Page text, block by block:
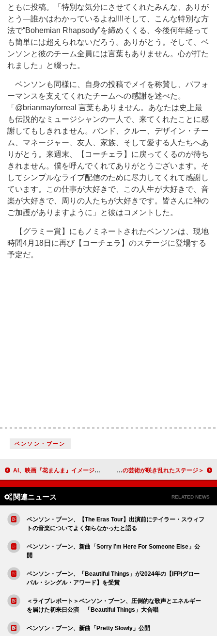
ともに投稿。「特別な気分にさせてくれたみんな、ありが
とう―誰かはわかっているよね!!!!そして、こんな特別な方
法で“Bohemian Rhapsody”を締めくくる、今後何年経って
も簡単には超えられないだろう。ありがとう。そして、ベ
ンソンと彼のチーム全員には言葉もありません。心が打た
れました」と綴った。
ベンソンも同様に、自身の投稿でメイを称賛し、パフォ
ーマンスを支えてくれたチームへの感謝を述べた。
「@brianmayforreal 言葉もありません。あなたは史上最
も伝説的なミュージシャンの一人で、来てくれたことに感
謝してもしきれません。バンド、クルー、デザイン・チー
ム、マネージャー、友人、家族、そして愛する人たちへあ
りがとう。来週末、【コーチェラ】に戻ってくるのが待ち
きれません。僕を呼んでくれてありがとうございます。そ
してシンプルなライブ配信のために尽力してくれて感謝し
ています。この仕事が大好きで、この人生が大好きで、音
楽が大好きで、周りの人たちが大好きです。皆さんに神の
ご加護がありますように」と彼はコメントした。
【グラミー賞】にもノミネートされたベンソンは、現地
時間4月18日に再び【コーチェラ】のステージに登場する
予定だ。
ベンソン・ブーン
AI、映画『花まんま』イメージソングの新曲「my wish」リリース＆MV公開 ＜コーチェラ2025現地レポ＞レディー・ガガ、混沌の芸術が咲き乱れたステージ
関連ニュース RELATED NEWS
ベンソン・ブーン、【The Eras Tour】出演前にテイラー・スウィフ
トの音楽についてよく知らなかったと語る
ベンソン・ブーン、新曲「Sorry I’m Here For Someone Else」公
開
ベンソン・ブーン、「Beautiful Things」が2024年の【IFPIグロー
バル・シングル・アワード】を受賞
＜ライブレポート＞ベンソン・ブーン、圧倒的な歌声とエネルギー
を届けた初来日公演 「Beautiful Things」大合唱
ベンソン・ブーン、新曲「Pretty Slowly」公開